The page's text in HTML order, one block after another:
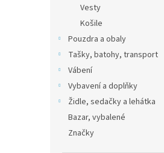
Vesty
Košile
Pouzdra a obaly
Tašky, batohy, transport
Vábení
Vybavení a doplňky
Židle, sedačky a lehátka
Bazar, vybalené
Značky